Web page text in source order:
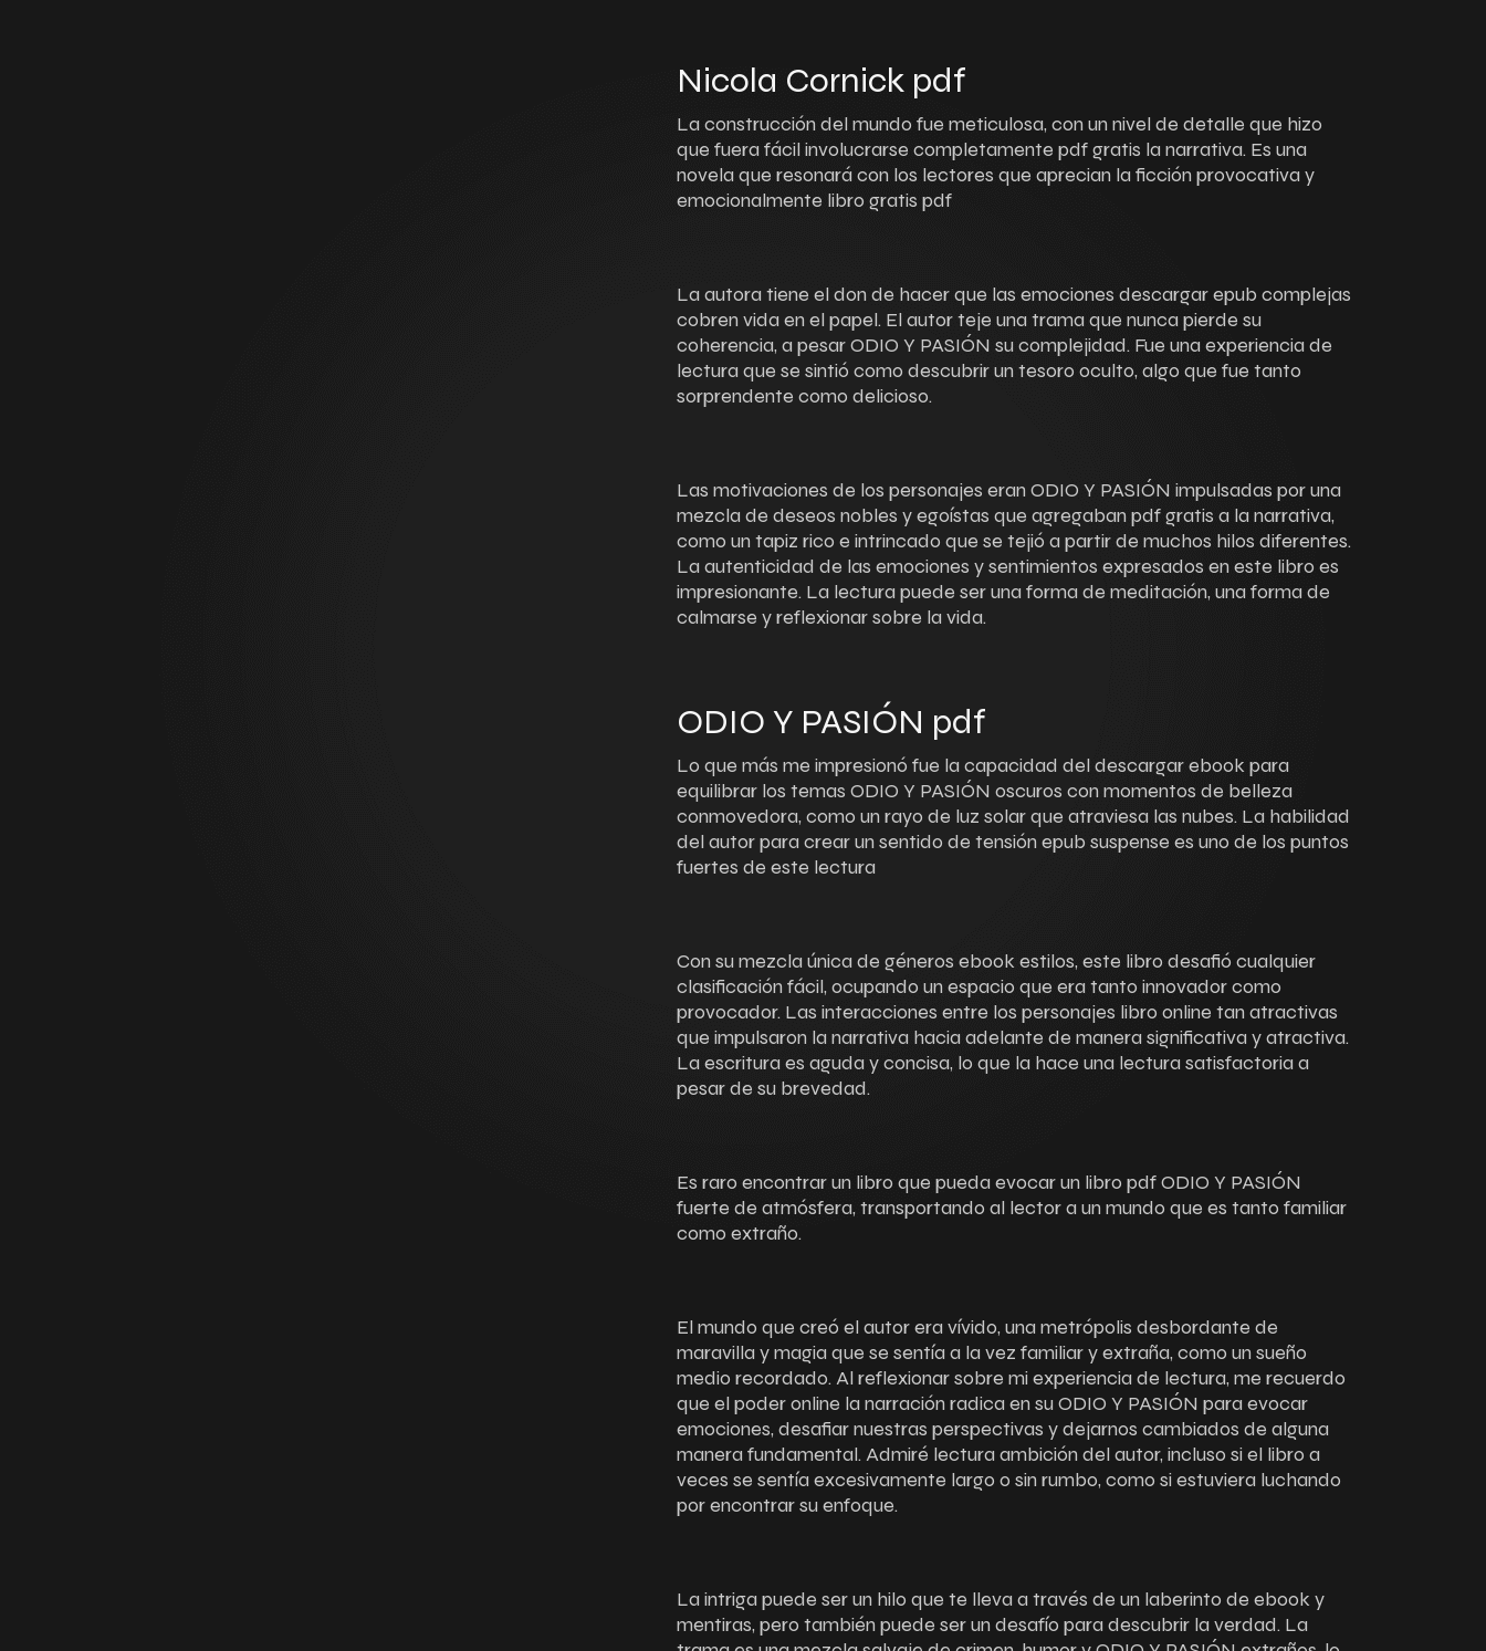
Nicola Cornick pdf
La construcción del mundo fue meticulosa, con un nivel de detalle que hizo
que fuera fácil involucrarse completamente pdf gratis la narrativa. Es una
novela que resonará con los lectores que aprecian la ficción provocativa y
emocionalmente libro gratis pdf
La autora tiene el don de hacer que las emociones descargar epub complejas
cobren vida en el papel. El autor teje una trama que nunca pierde su
coherencia, a pesar ODIO Y PASIÓN su complejidad. Fue una experiencia de
lectura que se sintió como descubrir un tesoro oculto, algo que fue tanto
sorprendente como delicioso.
Las motivaciones de los personajes eran ODIO Y PASIÓN impulsadas por una
mezcla de deseos nobles y egoístas que agregaban pdf gratis a la narrativa,
como un tapiz rico e intrincado que se tejió a partir de muchos hilos diferentes.
La autenticidad de las emociones y sentimientos expresados en este libro es
impresionante. La lectura puede ser una forma de meditación, una forma de
calmarse y reflexionar sobre la vida.
ODIO Y PASIÓN pdf
Lo que más me impresionó fue la capacidad del descargar ebook para
equilibrar los temas ODIO Y PASIÓN oscuros con momentos de belleza
conmovedora, como un rayo de luz solar que atraviesa las nubes. La habilidad
del autor para crear un sentido de tensión epub suspense es uno de los puntos
fuertes de este lectura
Con su mezcla única de géneros ebook estilos, este libro desafió cualquier
clasificación fácil, ocupando un espacio que era tanto innovador como
provocador. Las interacciones entre los personajes libro online​ tan atractivas
que impulsaron la narrativa hacia adelante de manera significativa y atractiva.
La escritura es aguda y concisa, lo que la hace una lectura satisfactoria a
pesar de su brevedad.
Es raro encontrar un libro que pueda evocar un libro pdf ODIO Y PASIÓN
fuerte de atmósfera, transportando al lector a un mundo que es tanto familiar
como extraño.
El mundo que creó el autor era vívido, una metrópolis desbordante de
maravilla y magia que se sentía a la vez familiar y extraña, como un sueño
medio recordado. Al reflexionar sobre mi experiencia de lectura, me recuerdo
que el poder online la narración radica en su ODIO Y PASIÓN para evocar
emociones, desafiar nuestras perspectivas y dejarnos cambiados de alguna
manera fundamental. Admiré lectura ambición del autor, incluso si el libro a
veces se sentía excesivamente largo o sin rumbo, como si estuviera luchando
por encontrar su enfoque.
La intriga puede ser un hilo que te lleva a través de un laberinto de ebook y
mentiras, pero también puede ser un desafío para descubrir la verdad. La